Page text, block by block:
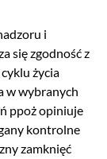
i
się zgodność z
życia
w wybranych
ppoż opiniuje
kontrolne
zamknięć